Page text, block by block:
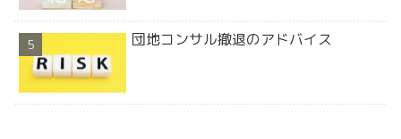
団地コンサル撤退のアドバイス